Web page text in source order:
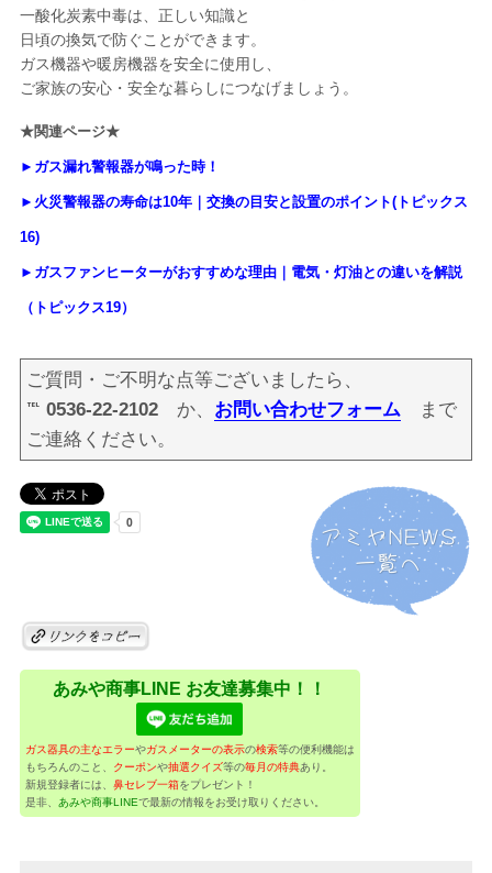
一酸化炭素中毒は、正しい知識と
日頃の換気で防ぐことができます。
ガス機器や暖房機器を安全に使用し、
ご家族の安心・安全な暮らしにつなげましょう。
★関連ページ★
►ガス漏れ警報器が鳴った時！
►火災警報器の寿命は10年｜交換の目安と設置のポイント(トピックス
16)
►ガスファンヒーターがおすすめな理由｜電気・灯油との違いを解説
（トピックス19）
ご質問・ご不明な点等ございましたら、
℡ 0536-22-2102か、 お問い合わせフォームまで
ご連絡ください。
あみや商事LINE お友達募集中！！
ガス器具の主なエラーやガスメーターの表示の検索等の便利機能は
もちろんのこと、
クーポンや抽選クイズ等の毎月の特典あり。
新規登録者には、 鼻セレブ一箱をプレゼント！
是非、
あみや商事LINEで最新の情報をお受け取りください。